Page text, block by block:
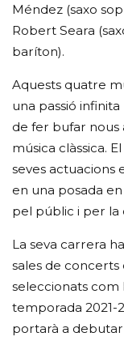
Méndez (saxo
Robert Seara
baríton).
Aquests quatre
una passió
de fer bufar nous
música clàssica.
seves actuacions
en una posada
pel públic i per la
La seva carrera
sales de concerts
seleccionats com
temporada 2021-
portarà a debutar